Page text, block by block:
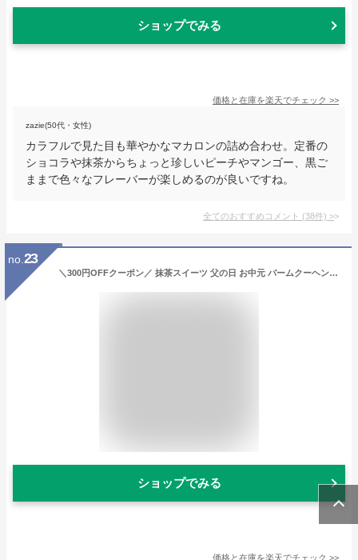
ショップでみる
価格と在庫を楽天でチェック >>
zazie(50代・女性)
カラフルで見た目も華やかなマカロンの詰め合わせ。定番の
ショコラや抹茶からちょっと珍しいピーチやマンゴー、黒ご
ままで色々なフレーバーが楽しめるのが良いですね。
全てのおすすめコメント (38件) >
no. 23
＼300円OFFクーポン／ 抹茶スイーツ 父の日 お中元 バームクーヘン バウムクーヘン スイーツ お菓子 静岡抹茶バウムクーヘン 雅正庵 お祝い 出産内祝い 内祝い ギフト プレゼント 送料無料 焼き菓子 洋菓子 かわいい 誕生日 お返し 御供 御礼
ショップでみる
価格と在庫を楽天でチェック >>